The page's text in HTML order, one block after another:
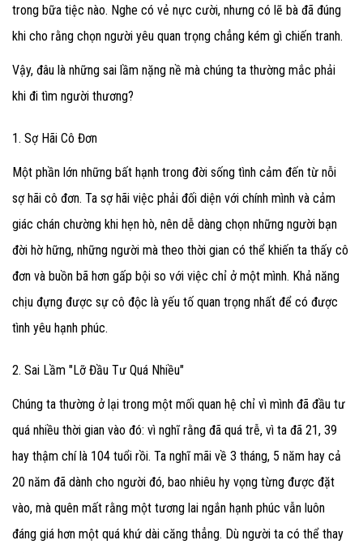
trong bữa tiệc nào. Nghe có vẻ nực cười, nhưng có lẽ bà đã đúng
khi cho rằng chọn người yêu quan trọng chẳng kém gì chiến tranh.
Vậy, đâu là những sai lầm nặng nề mà chúng ta thường mắc phải
khi đi tìm người thương?
1. Sợ Hãi Cô Đơn
Một phần lớn những bất hạnh trong đời sống tình cảm đến từ nỗi
sợ hãi cô đơn. Ta sợ hãi việc phải đối diện với chính mình và cảm
giác chán chường khi hẹn hò, nên dễ dàng chọn những người bạn
đời hờ hững, những người mà theo thời gian có thể khiến ta thấy cô
đơn và buồn bã hơn gấp bội so với việc chỉ ở một mình. Khả năng
chịu đựng được sự cô độc là yếu tố quan trọng nhất để có được
tình yêu hạnh phúc.
2. Sai Lầm "Lỡ Đầu Tư Quá Nhiều"
Chúng ta thường ở lại trong một mối quan hệ chỉ vì mình đã đầu tư
quá nhiều thời gian vào đó: vì nghĩ rằng đã quá trễ, vì ta đã 21, 39
hay thậm chí là 104 tuổi rồi. Ta nghĩ mãi về 3 tháng, 5 năm hay cả
20 năm đã dành cho người đó, bao nhiêu hy vọng từng được đặt
vào, mà quên mất rằng một tương lai ngắn hạnh phúc vẫn luôn
đáng giá hơn một quá khứ dài căng thẳng. Dù người ta có thể thay